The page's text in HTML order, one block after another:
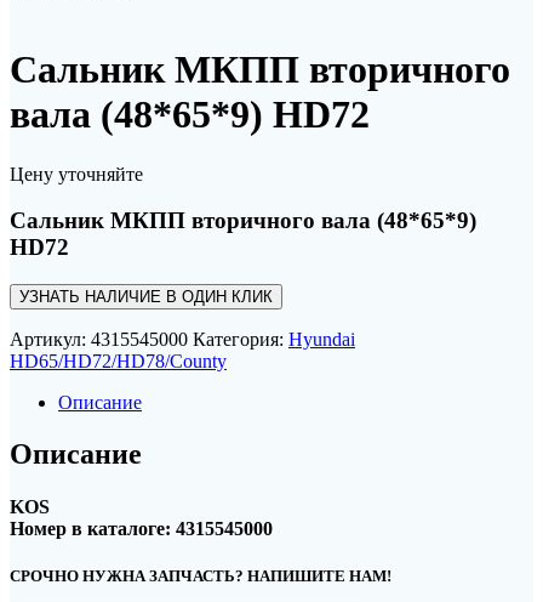
Сальник МКПП вторичного
вала (48*65*9) HD72
Цену уточняйте
Сальник МКПП вторичного вала (48*65*9)
HD72
УЗНАТЬ НАЛИЧИЕ В ОДИН КЛИК
Артикул: 4315545000 Категория: Hyundai
HD65/HD72/HD78/County
Описание
Описание
KOS
Номер в каталоге: 4315545000
СРОЧНО НУЖНА ЗАПЧАСТЬ? НАПИШИТЕ НАМ!